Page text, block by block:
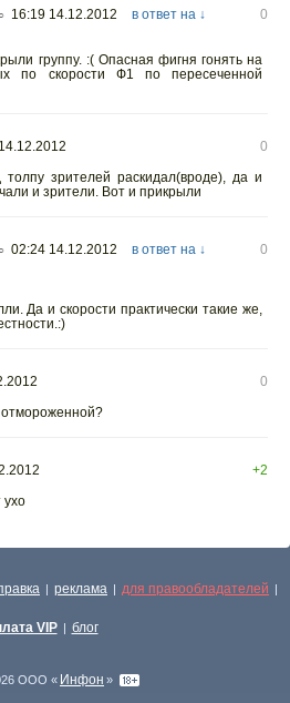
16:19 14.12.2012 в ответ на ↓
0
группу. :( Опасная фигня гонять на
по скорости Ф1 по пересеченной
0
зрителей раскидал(вроде), да и
и зрители. Вот и прикрыли
02:24 14.12.2012 в ответ на ↓
0
Да и скорости практически такие же,
0
+2
ухо
| реклама | для правообладателей |
VIP | блог
ООО « Инфон »